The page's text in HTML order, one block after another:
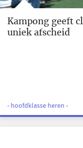
Kampong geeft
uniek afscheid
- hoofdklasse heren -